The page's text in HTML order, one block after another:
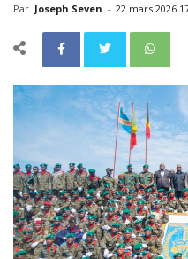
Par Joseph Seven - 22 mars 2026